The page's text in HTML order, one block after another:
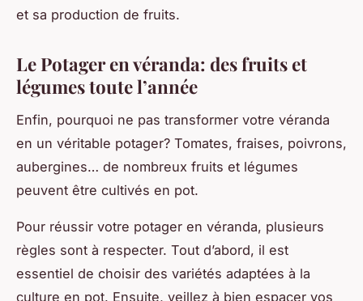
et sa production de fruits.
Le Potager en véranda: des fruits et
légumes toute l’année
Enfin, pourquoi ne pas transformer votre véranda
en un véritable potager? Tomates, fraises, poivrons,
aubergines… de nombreux fruits et légumes
peuvent être cultivés en pot.
Pour réussir votre potager en véranda, plusieurs
règles sont à respecter. Tout d’abord, il est
essentiel de choisir des variétés adaptées à la
culture en pot. Ensuite, veillez à bien espacer vos